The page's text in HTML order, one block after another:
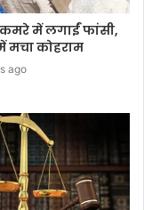
में लगाईं फांसी,
मचा कोहराम
ago